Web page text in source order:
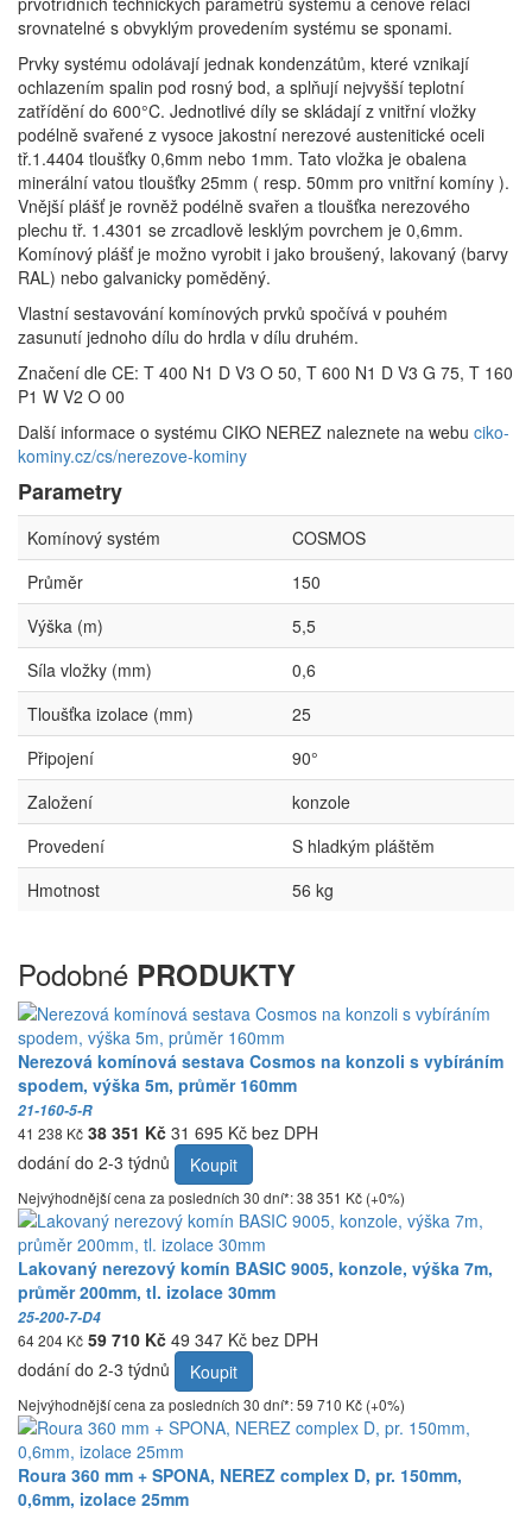
srovnatelné s obvyklým provedením systému se sponami.
Prvky systému odolávají jednak kondenzátům, které vznikají
ochlazením spalin pod rosný bod, a splňují nejvyšší teplotní
zatřídění do 600°C. Jednotlivé díly se skládají z vnitřní vložky
podélně svařené z vysoce jakostní nerezové austenitické oceli
tř.1.4404 tloušťky 0,6mm nebo 1mm. Tato vložka je obalena
minerální vatou tloušťky 25mm ( resp. 50mm pro vnitřní komíny ).
Vnější plášť je rovněž podélně svařen a tloušťka nerezového
plechu tř. 1.4301 se zrcadlově lesklým povrchem je 0,6mm.
Komínový plášť je možno vyrobit i jako broušený, lakovaný (barvy
RAL) nebo galvanicky poměděný.
Vlastní sestavování komínových prvků spočívá v pouhém
zasunutí jednoho dílu do hrdla v dílu druhém.
Značení dle CE: T 400 N1 D V3 O 50, T 600 N1 D V3 G 75, T 160
P1 W V2 O 00
Další informace o systému CIKO NEREZ naleznete na webu ciko-
kominy.cz/cs/nerezove-kominy
Parametry
Komínový systém
COSMOS
Průměr
150
Výška (m)
5,5
Síla vložky (mm)
0,6
Tloušťka izolace (mm)
25
Připojení
90°
Založení
konzole
Provedení
S hladkým pláštěm
Hmotnost
56 kg
Podobné PRODUKTY
Nerezová komínová sestava Cosmos na konzoli s vybíráním
spodem, výška 5m, průměr 160mm
21-160-5-R
41 238 Kč 38 351 Kč 31 695 Kč bez DPH
dodání do 2-3 týdnů
Koupit
Nejvýhodnější cena za posledních 30 dní*: 38 351 Kč (+0%)
Lakovaný nerezový komín BASIC 9005, konzole, výška 7m,
průměr 200mm, tl. izolace 30mm
25-200-7-D4
64 204 Kč 59 710 Kč 49 347 Kč bez DPH
dodání do 2-3 týdnů
Koupit
Nejvýhodnější cena za posledních 30 dní*: 59 710 Kč (+0%)
Roura 360 mm + SPONA, NEREZ complex D, pr. 150mm,
0,6mm, izolace 25mm